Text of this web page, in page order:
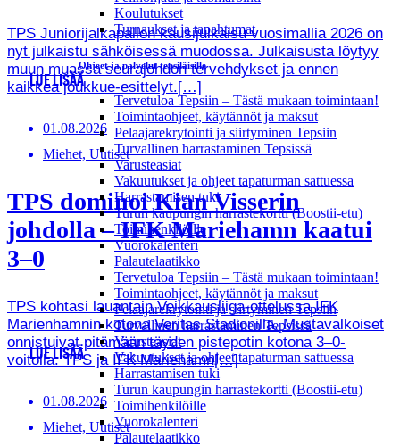
Koulutukset
Turnaukset ja tapahtumat
Ohjeet ja palvelut tepsiläisille
Tervetuloa Tepsiin – Tästä mukaan toimintaan!
Toimintaohjeet, käytännöt ja maksut
Pelaajarekrytointi ja siirtyminen Tepsiin
Turvallinen harrastaminen Tepsissä
Varusteasiat
Vakuutukset ja ohjeet tapaturman sattuessa
Harrastamisen tuki
Turun kaupungin harrastekortti (Boostii-etu)
Toimihenkilöille
Vuorokalenteri
Palautelaatikko
Tervetuloa Tepsiin – Tästä mukaan toimintaan!
Toimintaohjeet, käytännöt ja maksut
Pelaajarekrytointi ja siirtyminen Tepsiin
Turvallinen harrastaminen Tepsissä
Varusteasiat
Vakuutukset ja ohjeet tapaturman sattuessa
Harrastamisen tuki
Turun kaupungin harrastekortti (Boostii-etu)
Toimihenkilöille
Vuorokalenteri
Palautelaatikko
TPS Juniorijalkapallon kausijulkaisu vuosimallia 2026 on
nyt julkaistu sähköisessä muodossa. Julkaisusta löytyy
muun muassa seurajohdon tervehdykset ja ennen
kaikkea joukkue-esittelyt.[…]
LUE LISÄÄ
01.08.2026
Miehet, Uutiset
TPS dominoi Kian Visserin
johdolla – IFK Mariehamn kaatui
3–0
TPS kohtasi lauantain Veikkausliiga-ottelussa IFK
Marienhamnin kotona Veritas Stadionilla. Mustavalkoiset
onnistuivat pitämään täyden pistepotin kotona 3–0-
voitolla. TPS ja IFK Mariehamn[…]
LUE LISÄÄ
01.08.2026
Miehet, Uutiset